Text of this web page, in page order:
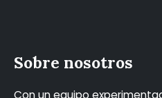
Sobre nosotros
Con un equipo